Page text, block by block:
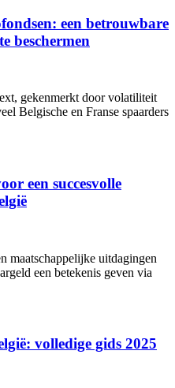
een betrouwbare
beschermen
gekenmerkt door volatiliteit
Belgische en Franse spaarders
een succesvolle
maatschappelijke uitdagingen
een betekenis geven via
volledige gids 2025